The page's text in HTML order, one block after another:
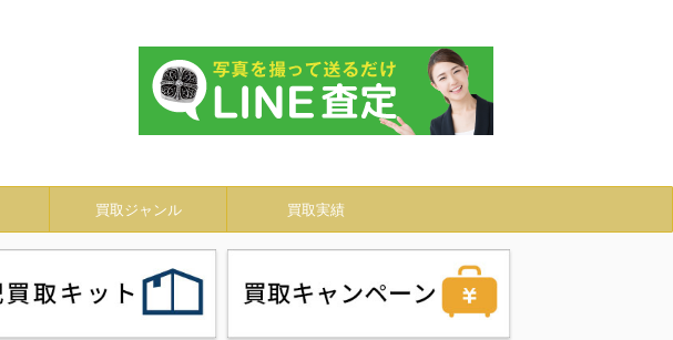
買取ジャンル 買取実績